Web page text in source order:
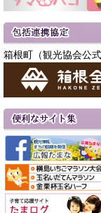
箱根町（観光協会公式